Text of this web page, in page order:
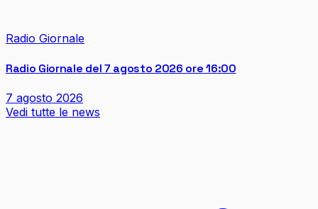
Radio Giornale
Radio Giornale del 7 agosto 2026 ore 16:00
7 agosto 2026
Vedi tutte le news